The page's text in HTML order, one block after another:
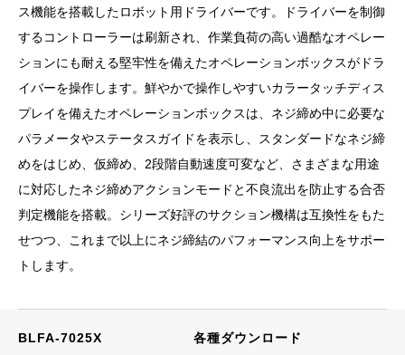
ス機能を搭載したロボット用ドライバーです。ドライバーを制御
するコントローラーは刷新され、作業負荷の高い過酷なオペレー
ションにも耐える堅牢性を備えたオペレーションボックスがドラ
イバーを操作します。鮮やかで操作しやすいカラータッチディス
プレイを備えたオペレーションボックスは、ネジ締め中に必要な
パラメータやステータスガイドを表示し、スタンダードなネジ締
めをはじめ、仮締め、2段階自動速度可変など、さまざまな用途
に対応したネジ締めアクションモードと不良流出を防止する合否
判定機能を搭載。シリーズ好評のサクション機構は互換性をもた
せつつ、これまで以上にネジ締結のパフォーマンス向上をサポー
トします。
BLFA-7025X
各種ダウンロード